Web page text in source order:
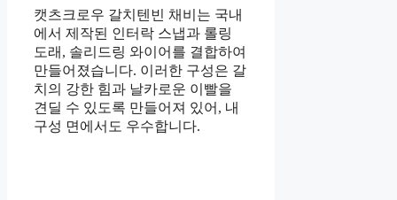
캣츠크로우 갈치텐빈 채비는 국내
에서 제작된 인터락 스냅과 롤링
도래, 솔리드링 와이어를 결합하여
만들어졌습니다. 이러한 구성은 갈
치의 강한 힘과 날카로운 이빨을
견딜 수 있도록 만들어져 있어, 내
구성 면에서도 우수합니다.